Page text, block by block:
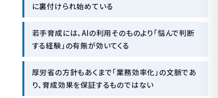
に裏付けられ始めている
若手育成には、AIの利用そのものより「悩んで判断
する経験」の有無が効いてくる
厚労省の方針もあくまで「業務効率化」の文脈であ
り、育成効果を保証するものではない